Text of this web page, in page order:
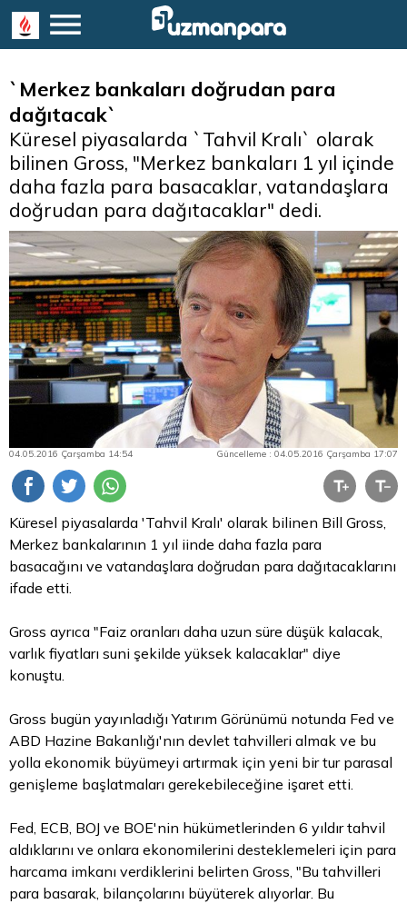
`Merkez bankaları doğrudan para
dağıtacak`
Küresel piyasalarda `Tahvil Kralı` olarak
bilinen Gross, "Merkez bankaları 1 yıl içinde
daha fazla para basacaklar, vatandaşlara
doğrudan para dağıtacaklar" dedi.
04.05.2016 Çarşamba 14:54 Güncelleme : 04.05.2016 Çarşamba 17:07
Küresel piyasalarda 'Tahvil Kralı' olarak bilinen Bill Gross,
Merkez bankalarının 1 yıl iinde daha fazla para
basacağını ve vatandaşlara doğrudan para dağıtacaklarını
ifade etti.
Gross ayrıca "Faiz oranları daha uzun süre düşük kalacak,
varlık fiyatları suni şekilde yüksek kalacaklar" diye
konuştu.
Gross bugün yayınladığı Yatırım Görünümü notunda Fed ve
ABD Hazine Bakanlığı'nın devlet tahvilleri almak ve bu
yolla ekonomik büyümeyi artırmak için yeni bir tur parasal
genişleme başlatmaları gerekebileceğine işaret etti.
Fed, ECB, BOJ ve BOE'nin hükümetlerinden 6 yıldırtahvil
aldıklarını ve onlara ekonomilerini desteklemeleri için para
harcama imkanı verdiklerini belirten Gross, "Bu tahvilleri
para basarak, bilançolarını büyüterek alıyorlar. Bu